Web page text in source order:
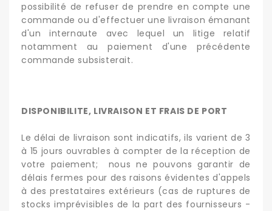
possibilité de refuser de prendre en compte une
commande ou d'effectuer une livraison émanant
d'un internaute avec lequel un litige relatif
notamment au paiement d'une précédente
commande subsisterait.
DISPONIBILITE, LIVRAISON ET FRAIS DE PORT
Le délai de livraison sont indicatifs, ils varient de 3
à 15 jours ouvrables à compter de la réception de
votre paiement; nous ne pouvons garantir de
délais fermes pour des raisons évidentes d'appels
à des prestataires extérieurs (cas de ruptures de
stocks imprévisibles de la part des fournisseurs -